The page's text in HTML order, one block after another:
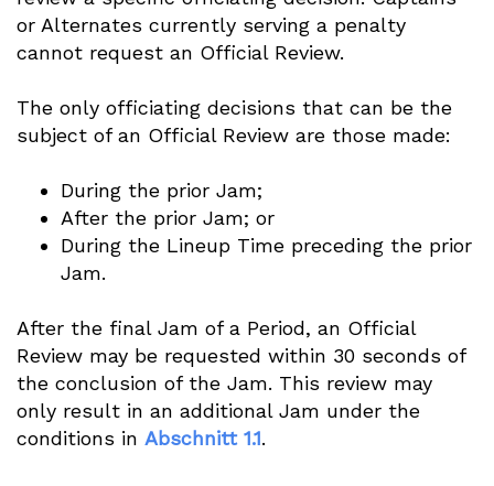
or Alternates currently serving a penalty
cannot request an Official Review.
The only officiating decisions that can be the
subject of an Official Review are those made:
During the prior Jam;
After the prior Jam; or
During the Lineup Time preceding the prior
Jam.
After the final Jam of a Period, an Official
Review may be requested within 30 seconds of
the conclusion of the Jam. This review may
only result in an additional Jam under the
conditions in Abschnitt 1.1.